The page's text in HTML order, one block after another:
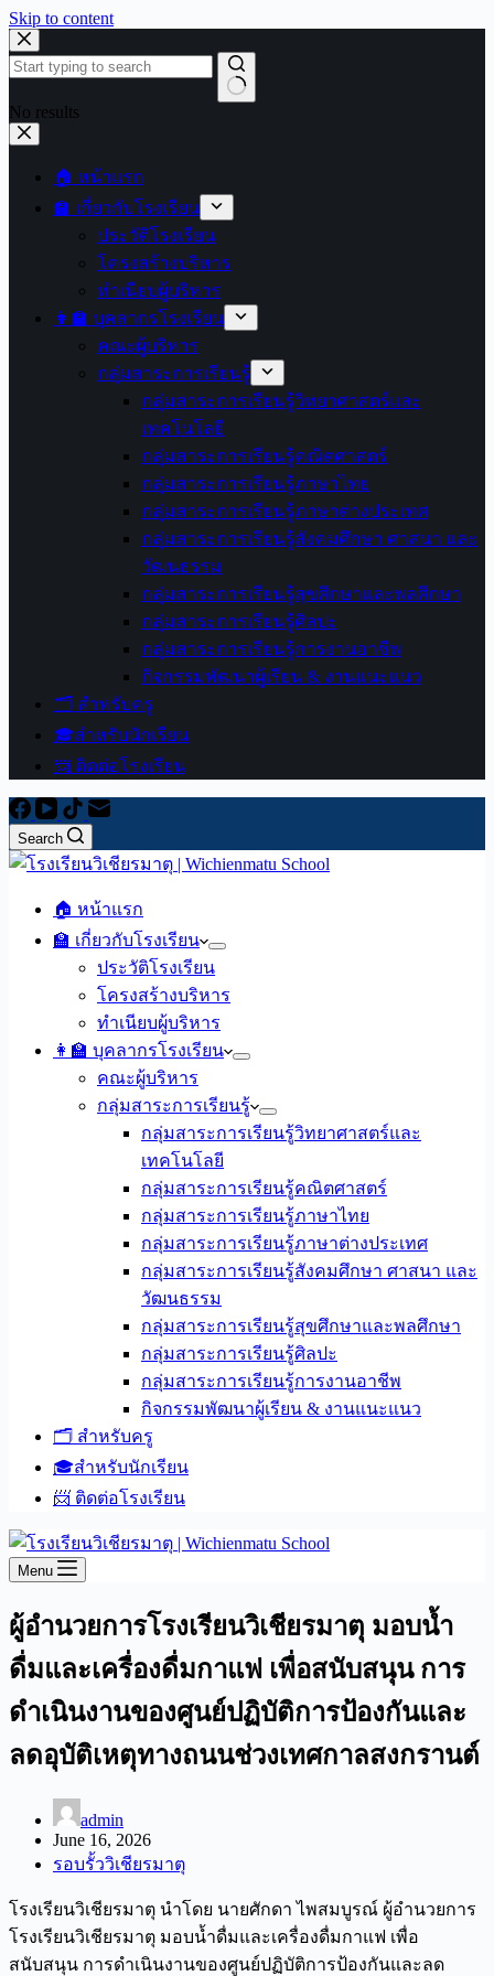
Skip to content
No results
🏠 หน้าแรก
🏫 เกี่ยวกับโรงเรียน
ประวัติโรงเรียน
โครงสร้างบริหาร
ทำเนียบผู้บริหาร
👩‍🏫 บุคลากรโรงเรียน
คณะผู้บริหาร
กลุ่มสาระการเรียนรู้
กลุ่มสาระการเรียนรู้วิทยาศาสตร์และ
เทคโนโลยี
กลุ่มสาระการเรียนรู้คณิตศาสตร์
กลุ่มสาระการเรียนรู้ภาษาไทย
กลุ่มสาระการเรียนรู้ภาษาต่างประเทศ
กลุ่มสาระการเรียนรู้สังคมศึกษา ศาสนา และ
วัฒนธรรม
กลุ่มสาระการเรียนรู้สุขศึกษาและพลศึกษา
กลุ่มสาระการเรียนรู้ศิลปะ
กลุ่มสาระการเรียนรู้การงานอาชีพ
กิจกรรมพัฒนาผู้เรียน & งานแนะแนว
🗂️ สำหรับครู
🎓สำหรับนักเรียน
📨 ติดต่อโรงเรียน
Search
🏠 หน้าแรก
🏫 เกี่ยวกับโรงเรียน
ประวัติโรงเรียน
โครงสร้างบริหาร
ทำเนียบผู้บริหาร
👩‍🏫 บุคลากรโรงเรียน
คณะผู้บริหาร
กลุ่มสาระการเรียนรู้
กลุ่มสาระการเรียนรู้วิทยาศาสตร์และ
เทคโนโลยี
กลุ่มสาระการเรียนรู้คณิตศาสตร์
กลุ่มสาระการเรียนรู้ภาษาไทย
กลุ่มสาระการเรียนรู้ภาษาต่างประเทศ
กลุ่มสาระการเรียนรู้สังคมศึกษา ศาสนา และ
วัฒนธรรม
กลุ่มสาระการเรียนรู้สุขศึกษาและพลศึกษา
กลุ่มสาระการเรียนรู้ศิลปะ
กลุ่มสาระการเรียนรู้การงานอาชีพ
กิจกรรมพัฒนาผู้เรียน & งานแนะแนว
🗂️ สำหรับครู
🎓สำหรับนักเรียน
📨 ติดต่อโรงเรียน
Menu
ผู้อำนวยการโรงเรียนวิเชียรมาตุ มอบน้ำ
ดื่มและเครื่องดื่มกาแฟ เพื่อสนับสนุน การ
ดำเนินงานของศูนย์ปฏิบัติการป้องกันและ
ลดอุบัติเหตุทางถนนช่วงเทศกาลสงกรานต์
admin
June 16, 2026
รอบรั้ววิเชียรมาตุ
โรงเรียนวิเชียรมาตุ นำโดย นายศักดา ไพสมบูรณ์ ผู้อำนวยการ
โรงเรียนวิเชียรมาตุ มอบน้ำดื่มและเครื่องดื่มกาแฟ เพื่อ
สนับสนุน การดำเนินงานของศูนย์ปฏิบัติการป้องกันและลด